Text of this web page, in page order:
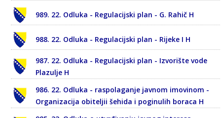
989. 22. Odluka - Regulacijski plan - G. Rahič H
988. 22. Odluka - Regulacijski plan - Rijeke I H
987. 22. Odluka - Regulacijski plan - Izvorište vode
Plazulje H
986. 22. Odluka - raspolaganje javnom imovinom -
Organizacija obiteljii šehida i poginulih boraca H